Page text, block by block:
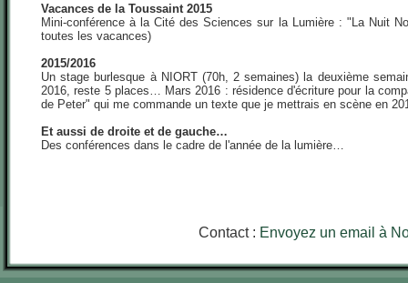
Vacances de la Toussaint 2015
Mini-conférence à la Cité des Sciences sur la Lumière : "La Nuit
toutes les vacances)
2015/2016
Un stage burlesque à NIORT (70h, 2 semaines) la deuxième
2016, reste 5 places… Mars 2016 : résidence d'écriture pour la
de Peter" qui me commande un texte que je mettrais en scène en
Et aussi de droite et de gauche…
Des conférences dans le cadre de l'année de la lumière…
Contact : Envoyez un email à